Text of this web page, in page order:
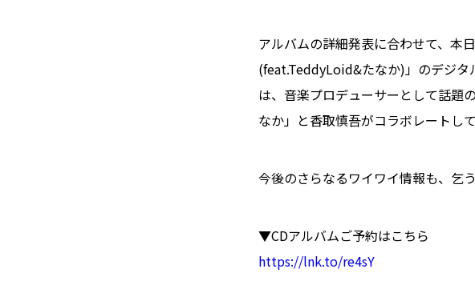
アルバムの詳細発表に合わせて、本
(feat.TeddyLoid&たなか)」のデジタ
は、音楽プロデューサーとして話題
なか」と香取慎吾がコラボレートし
今後のさらなるワイワイ情報も、乞
▼CDアルバムご予約はこちら
https://lnk.to/re4sY